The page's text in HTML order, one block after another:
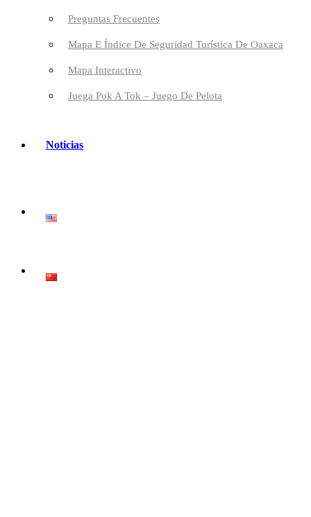
Preguntas Frecuentes
Mapa E Índice De Seguridad Turística De Oaxaca
Mapa Interactivo
Juega Pok A Tok – Juego De Pelota
Noticias